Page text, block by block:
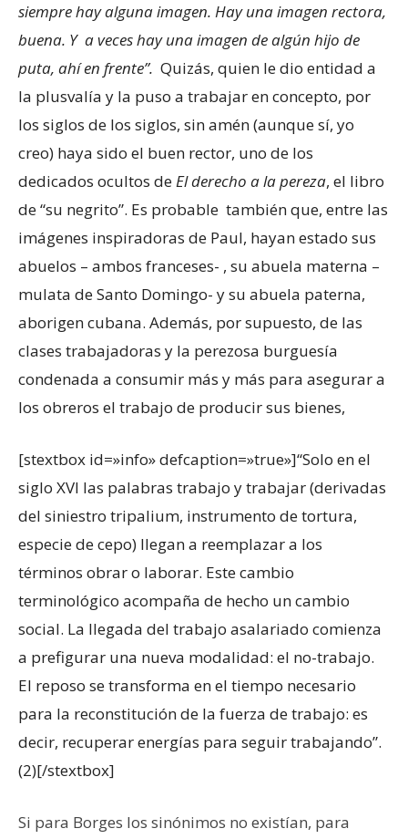
siempre hay alguna imagen. Hay una imagen rectora,
buena. Y a veces hay una imagen de algún hijo de
puta, ahí en frente”. Quizás, quien le dio entidad a
la plusvalía y la puso a trabajar en concepto, por
los siglos de los siglos, sin amén (aunque sí, yo
creo) haya sido el buen rector, uno de los
dedicados ocultos deEl derecho a la pereza, el libro
de “su negrito”. Es probable también que, entre las
imágenes inspiradoras de Paul, hayan estado sus
abuelos – ambos franceses- , su abuela materna –
mulata de Santo Domingo- y su abuela paterna,
aborigen cubana. Además, por supuesto, de las
clases trabajadoras y la perezosa burguesía
condenada a consumir más y más para asegurar a
los obreros el trabajo de producir sus bienes,
[stextbox id=»info» defcaption=»true»]“Solo en el
siglo XVI las palabras trabajo y trabajar (derivadas
del siniestro tripalium, instrumento de tortura,
especie de cepo) llegan a reemplazar a los
términos obrar o laborar. Este cambio
terminológico acompaña de hecho un cambio
social. La llegada del trabajo asalariado comienza
a prefigurar una nueva modalidad: el no-trabajo.
El reposo se transforma en el tiempo necesario
para la reconstitución de la fuerza de trabajo: es
decir, recuperar energías para seguir trabajando”.
(2)[/stextbox]
Si para Borges los sinónimos no existían, para